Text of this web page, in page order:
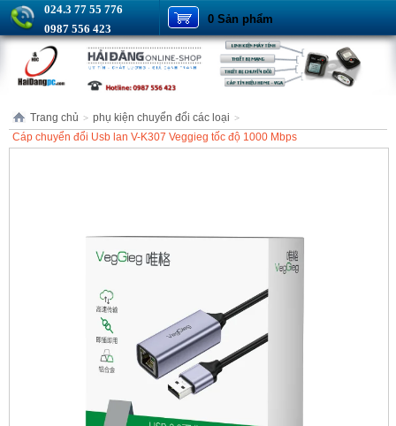
024.3 77 55 776
0987 556 423
0 Sản phẩm
Trang chủ > phụ kiện chuyển đổi các loại >
Cáp chuyển đổi Usb lan V-K307 Veggieg tốc độ 1000 Mbps